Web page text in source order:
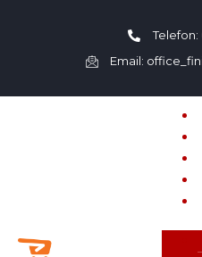
Telefon:
Email: